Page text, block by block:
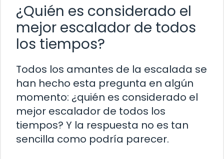
¿Quién es considerado el
mejor escalador de todos
los tiempos?
Todos los amantes de la escalada se
han hecho esta pregunta en algún
momento: ¿quién es considerado el
mejor escalador de todos los
tiempos? Y la respuesta no es tan
sencilla como podría parecer.